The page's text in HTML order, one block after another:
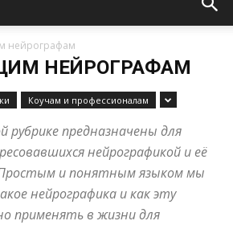
нейрографам
НЕЙРОГРАФАМ
Коучам и профессионалам
предназначены для
нейрографикой и её
и понятным языком мы
нейрографика и как эту
применять в жизни для